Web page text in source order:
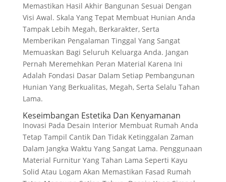
Memastikan Hasil Akhir Bangunan Sesuai Dengan
Visi Awal. Skala Yang Tepat Membuat Hunian Anda
Tampak Lebih Megah, Berkarakter, Serta
Memberikan Pengalaman Tinggal Yang Sangat
Memuaskan Bagi Seluruh Keluarga Anda. Jangan
Pernah Meremehkan Peran Material Karena Ini
Adalah Fondasi Dasar Dalam Setiap Pembangunan
Hunian Yang Berkualitas, Megah, Serta Selalu Tahan
Lama.
Keseimbangan Estetika Dan Kenyamanan
Inovasi Pada Desain Interior Membuat Rumah Anda
Tetap Tampil Cantik Dan Tidak Ketinggalan Zaman
Dalam Jangka Waktu Yang Sangat Lama. Penggunaan
Material Furnitur Yang Tahan Lama Seperti Kayu
Solid Atau Logam Akan Memastikan Fasad Rumah